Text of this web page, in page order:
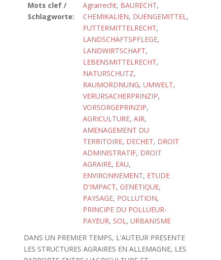
Mots clef /
Schlagworte:
Agrarrecht, BAURECHT,
CHEMIKALIEN, DUENGEMITTEL,
FUTTERMITTELRECHT,
LANDSCHAFTSPFLEGE,
LANDWIRTSCHAFT,
LEBENSMITTELRECHT,
NATURSCHUTZ,
RAUMORDNUNG, UMWELT,
VERURSACHERPRINZIP,
VORSORGEPRINZIP,
AGRICULTURE, AIR,
AMENAGEMENT DU
TERRITOIRE, DECHET, DROIT
ADMINISTRATIF, DROIT
AGRAIRE, EAU,
ENVIRONNEMENT, ETUDE
D'IMPACT, GENETIQUE,
PAYSAGE, POLLUTION,
PRINCIPE DU POLLUEUR-
PAYEUR, SOL, URBANISME
DANS UN PREMIER TEMPS, L'AUTEUR PRESENTE
LES STRUCTURES AGRAIRES EN ALLEMAGNE, LES